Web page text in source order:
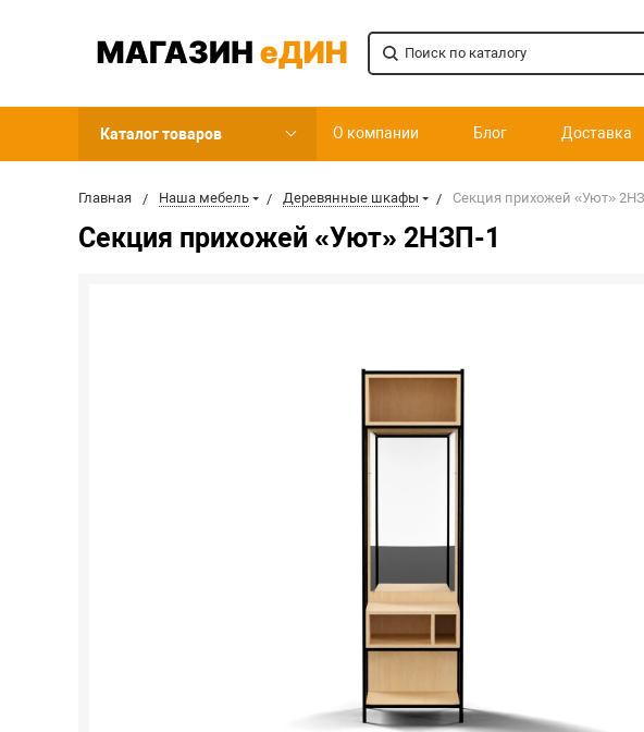
Каталог товаров О компании Блог Доставка
Главная Наша мебель Деревянные шкафы Секция прихожей «Уют»
Секция прихожей «Уют» 2НЗП-1